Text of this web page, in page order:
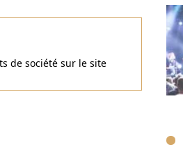
de société sur le site